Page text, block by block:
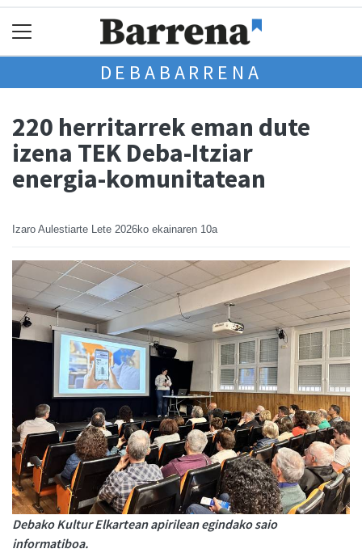
DEBABARRENA
220 herritarrek eman dute
izena TEK Deba-Itziar
energia-komunitatean
Izaro Aulestiarte Lete 2026ko ekainaren 10a
Debako Kultur Elkartean apirilean egindako saio
informatiboa.